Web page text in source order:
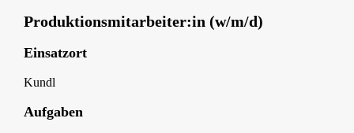
Produktionsmitarbeiter:in (w/m/d)
Einsatzort
Kundl
Aufgaben